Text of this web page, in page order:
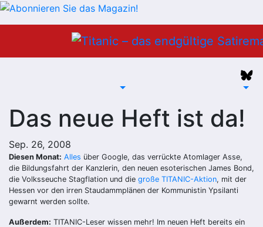
Das neue Heft ist da!
Sep. 26, 2008
Diesen Monat: Alles über Google, das verrückte Atomlager Asse,
die Bildungsfahrt der Kanzlerin, den neuen esoterischen James Bond,
die Volksseuche Stagflation und die große TITANIC-Aktion, mit der
Hessen vor den irren Staudammplänen der Kommunistin Ypsilanti
gewarnt werden sollte.
Außerdem: TITANIC-Leser wissen mehr! Im neuen Heft bereits ein